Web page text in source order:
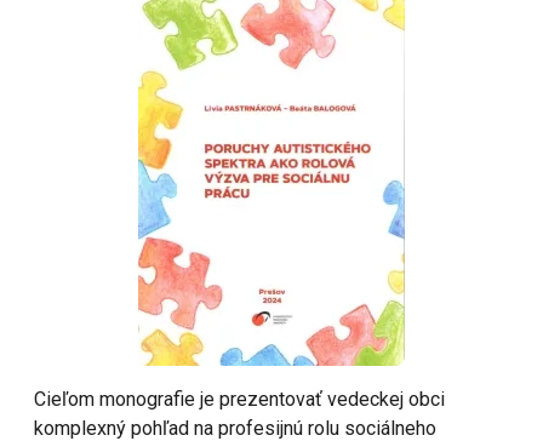
Cieľom monografie je prezentovať vedeckej obci
komplexný pohľad na profesijnú rolu sociálneho